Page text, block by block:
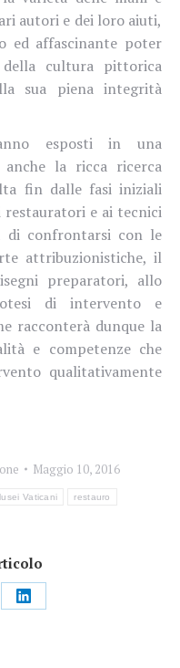
autori e dei loro aiuti,
ed affascinante poter
cultura pittorica
sua piena integrità
esposti in una
anche la ricca ricerca
fin dalle fasi iniziali
restauratori e ai tecnici
di confrontarsi con le
attribuzionistiche, il
preparatori, allo
di intervento e
racconterà dunque la
e competenze che
qualitativamente
Maggio 10, 2016
Vaticani restauro
Condividi